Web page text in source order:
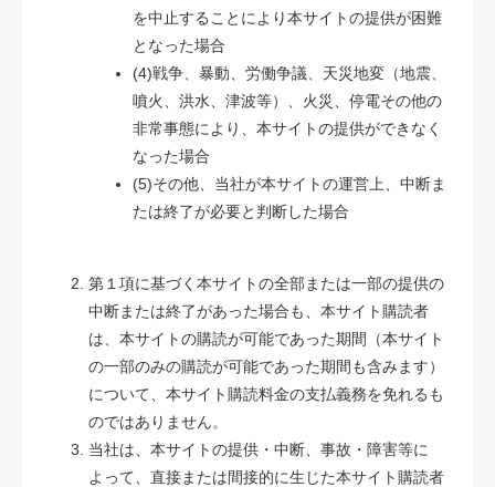
を中止することにより本サイトの提供が困難
となった場合
(4)戦争、暴動、労働争議、天災地変（地震、
噴火、洪水、津波等）、火災、停電その他の
非常事態により、本サイトの提供ができなく
なった場合
(5)その他、当社が本サイトの運営上、中断ま
たは終了が必要と判断した場合
第１項に基づく本サイトの全部または一部の提供の
中断または終了があった場合も、本サイト購読者
は、本サイトの購読が可能であった期間（本サイト
の一部のみの購読が可能であった期間も含みます）
について、本サイト購読料金の支払義務を免れるも
のではありません。
当社は、本サイトの提供・中断、事故・障害等に
よって、直接または間接的に生じた本サイト購読者